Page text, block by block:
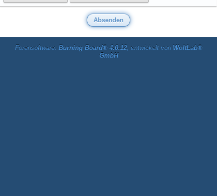
Forensoftware: Burning Board® 4.0.12, entwickelt von WoltLab®
GmbH